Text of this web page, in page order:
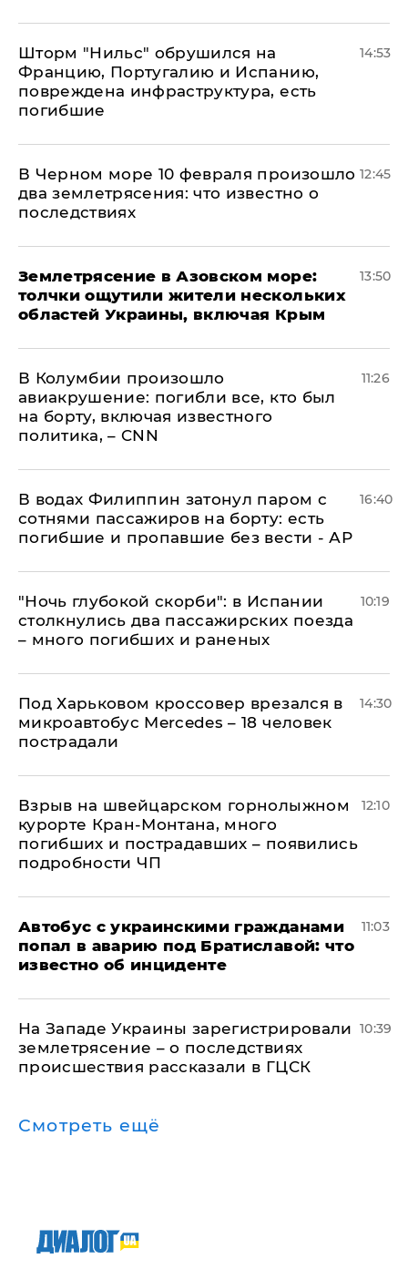
Шторм "Нильс" обрушился на
Францию, Португалию и Испанию,
повреждена инфраструктура, есть
погибшие
14:53
В Черном море 10 февраля произошло
два землетрясения: что известно о
последствиях
12:45
Землетрясение в Азовском море:
толчки ощутили жители нескольких
областей Украины, включая Крым
13:50
В Колумбии произошло
авиакрушение: погибли все, кто был
на борту, включая известного
политика, – CNN
11:26
В водах Филиппин затонул паром с
сотнями пассажиров на борту: есть
погибшие и пропавшие без вести - АР
16:40
"Ночь глубокой скорби": в Испании
столкнулись два пассажирских поезда
– много погибших и раненых
10:19
Под Харьковом кроссовер врезался в
микроавтобус Mercedes – 18 человек
пострадали
14:30
Взрыв на швейцарском горнолыжном
курорте Кран-Монтана, много
погибших и пострадавших – появились
подробности ЧП
12:10
Автобус с украинскими гражданами
попал в аварию под Братиславой: что
известно об инциденте
11:03
На Западе Украины зарегистрировали
землетрясение – о последствиях
происшествия рассказали в ГЦСК
10:39
Смотреть ещё